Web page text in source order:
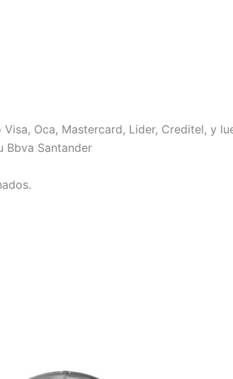
Oca, Mastercard, Lider, Creditel, y
Bbva Santander